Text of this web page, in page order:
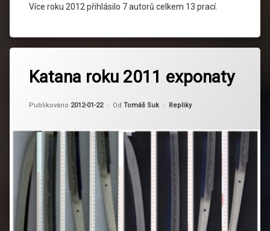
Více roku 2012 přihlásilo 7 autorů celkem 13 prací.
Katana roku 2011 exponaty
Publikováno 2012-01-22 Od Tomáš Suk Kategorie:
Repliky